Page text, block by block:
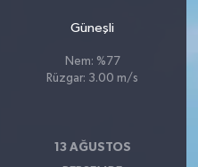
Güneşli
Nem: %77
Rüzgar: 3.00 m/s
13 AĞUSTOS